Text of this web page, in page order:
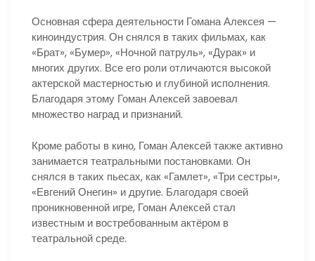
Основная сфера деятельности Гомана Алексея —
киноиндустрия. Он снялся в таких фильмах, как
«Брат», «Бумер», «Ночной патруль», «Дурак» и
многих других. Все его роли отличаются высокой
актерской мастерностью и глубиной исполнения.
Благодаря этому Гоман Алексей завоевал
множество наград и признаний.
Кроме работы в кино, Гоман Алексей также активно
занимается театральными постановками. Он
снялся в таких пьесах, как «Гамлет», «Три сестры»,
«Евгений Онегин» и другие. Благодаря своей
проникновенной игре, Гоман Алексей стал
известным и востребованным актёром в
театральной среде.